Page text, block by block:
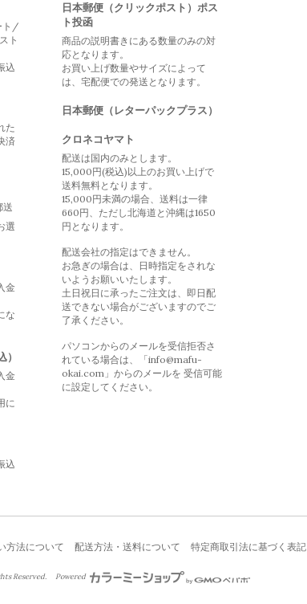
ト/
ト
込
た
済
選
金
な
金
に
込
日本郵便（クリックポスト）ポス
ト投函
商品の説明書きにある数量のみの対
応となります。
お買い上げ数量やサイズによって
は、宅配便での発送となります。
日本郵便（レターパックプラス）
クロネコヤマト
配送は国内のみとします。
15,000円(税込)以上のお買い上げで
送料無料となります。
15,000円未満の場合、送料は一律
660円、ただし北海道と沖縄は1650
円となります。
配送会社の指定はできません。
お急ぎの場合は、日時指定をされな
いようお願いいたします。
土日祝日に承ったご注文は、即日配
送できない場合がございますのでご
了承ください。
パソコンからのメールを受信拒否さ
れている場合は、「info@mafu-
okai.com」からのメールを 受信可能
に設定してください。
方法について 配送方法・送料について 特定商取引法に基づく表記
Reserved. Powered